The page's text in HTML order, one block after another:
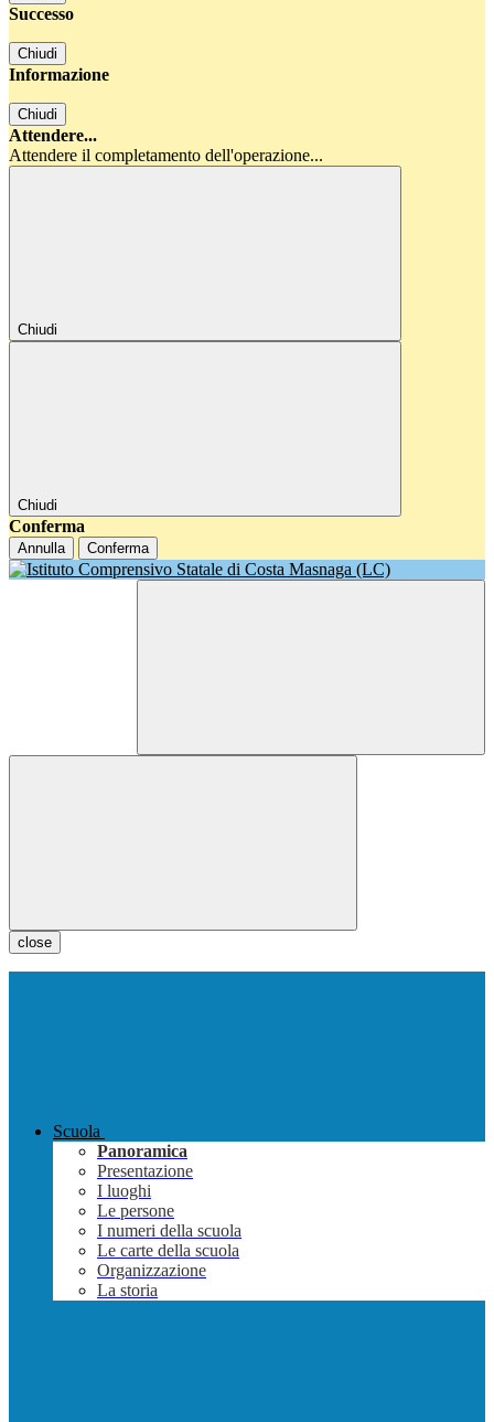
Successo
Chiudi
Informazione
Chiudi
Attendere...
Attendere il completamento dell'operazione...
Chiudi
Chiudi
Conferma
Annulla Conferma
close
Scuola
Panoramica
Presentazione
I luoghi
Le persone
I numeri della scuola
Le carte della scuola
Organizzazione
La storia